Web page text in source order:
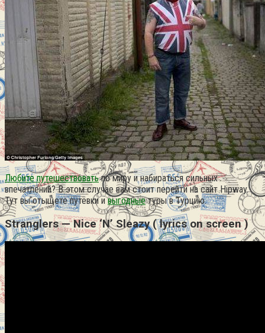
Любите путешествоватьпо миру и набираться сильных
впечатлений? В этом случае вам стоит перейти на сайт Hipway.
Тут вы отыщете путёвки ивыгодныетуры в Турцию.
Stranglers — Nice ‘N’ Sleazy ( lyrics on screen )